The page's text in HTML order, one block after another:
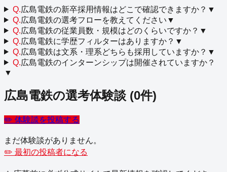
Q.広島電鉄の新卒採用情報はどこで確認できますか？ ▼
Q.広島電鉄の選考フローを教えてください ▼
Q.広島電鉄の従業員数・規模はどのくらいですか？ ▼
Q.広島電鉄に学歴フィルターはありますか？ ▼
Q.広島電鉄は文系・理系どちらも採用していますか？ ▼
Q.広島電鉄のインターンシップは開催されていますか？
▼
広島電鉄の選考体験談 (0件)
✏️ 体験談を投稿する
まだ体験談がありません。
✏️ 最初の投稿者になる